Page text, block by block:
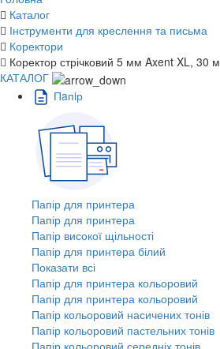
Каталог
Інструменти для креслення та письма
Коректори
Коректор стрічковий 5 мм Axent XL, 30 м
КАТАЛОГ
Пaпiр
Папір для принтера
Папір для принтера
Папір високої щільності
Папір для принтера білий
Показати всі
Папір для принтера кольоровий
Папір для принтера кольоровий
Папір кольоровий насичених тонів
Папір кольоровий пастельних тонів
Папір кольоровий середніх тонів